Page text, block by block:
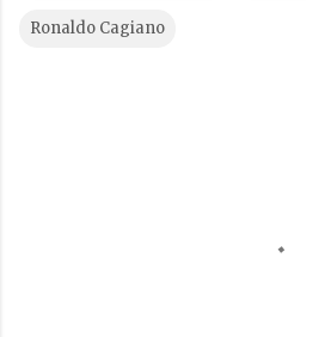
Ronaldo Cagiano